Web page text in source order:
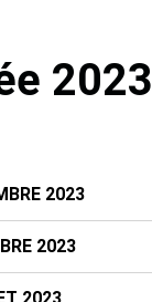
2023
2023
2023